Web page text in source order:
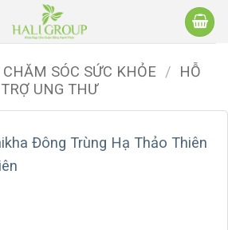
CHĂM SÓC SỨC KHỎE /
HỖ
TRỢ UNG THƯ